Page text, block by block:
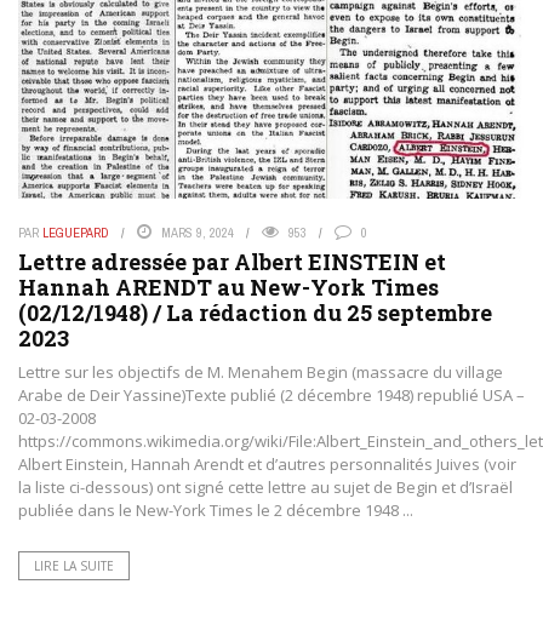
PAR LEGUEPARD MARS 9, 2024 953 0
Lettre adressée par Albert EINSTEIN et
Hannah ARENDT au New-York Times
(02/12/1948) / La rédaction du 25 septembre
2023
Lettre sur les objectifs de M. Menahem Begin (massacre du village
Arabe de Deir Yassine)Texte publié (2 décembre 1948) republié USA –
02-03-2008
https://commons.wikimedia.org/wiki/
Albert Einstein, Hannah Arendt et d’autres personnalités Juives (voir
la liste ci-dessous) ont signé cette lettre au sujet de Begin et d’Israël
publiée dans le New-York Times le 2 décembre 1948 ...
LIRE LA SUITE